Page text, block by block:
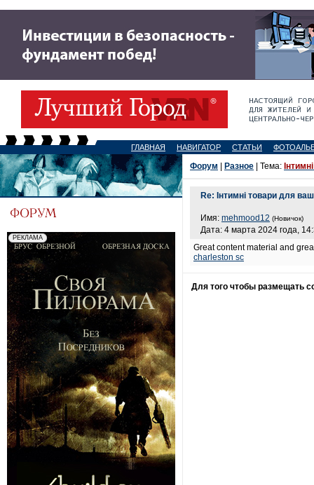
ГЛАВНАЯ НАВИГАТОР СТАТЬИ
Форум Разное | Тема:
Re: Інтимні товари для
Имя: mehmood12 (Новичок)
Дата: 4 марта 2024 года,
Great content material and
charleston sc
Для того чтобы размещать